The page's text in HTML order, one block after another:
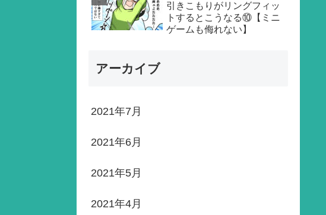
引きこもりがリングフィッ
トするとこうなる⑩【ミニ
ゲームも侮れない】
アーカイブ
2021年7月
2021年6月
2021年5月
2021年4月